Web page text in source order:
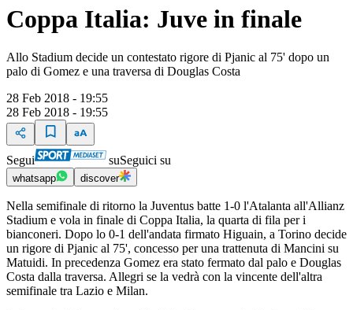
Coppa Italia: Juve in finale
Allo Stadium decide un contestato rigore di Pjanic al 75' dopo un
palo di Gomez e una traversa di Douglas Costa
28 Feb 2018 - 19:55
28 Feb 2018 - 19:55
Segui suSeguici su
whatsapp discover
Nella semifinale di ritorno la Juventus batte 1-0 l'Atalanta all'Allianz
Stadium e vola in finale di Coppa Italia, la quarta di fila per i
bianconeri. Dopo lo 0-1 dell'andata firmato Higuain, a Torino decide
un rigore di Pjanic al 75', concesso per una trattenuta di Mancini su
Matuidi. In precedenza Gomez era stato fermato dal palo e Douglas
Costa dalla traversa. Allegri se la vedrà con la vincente dell'altra
semifinale tra Lazio e Milan.